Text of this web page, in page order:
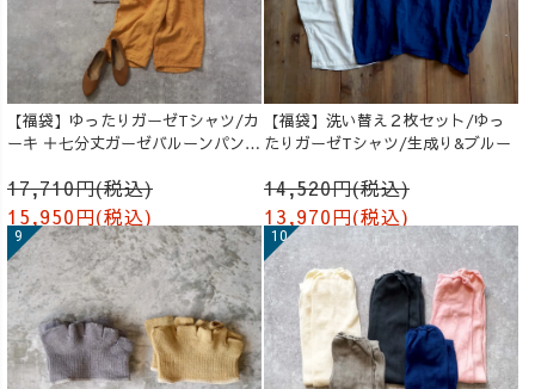
【福袋】ゆったりガーゼTシャツ/カ
ーキ ＋七分丈ガーゼバルーンパンツ
17,710円(税込)
15,950円(税込)
【福袋】洗い替え２枚セット/ゆっ
たりガーゼTシャツ/生成り&ブルー
14,520円(税込)
13,970円(税込)